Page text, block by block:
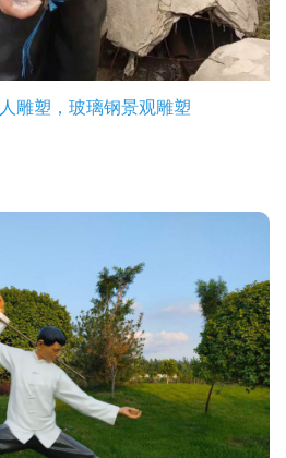
雕塑，玻璃钢景观雕塑